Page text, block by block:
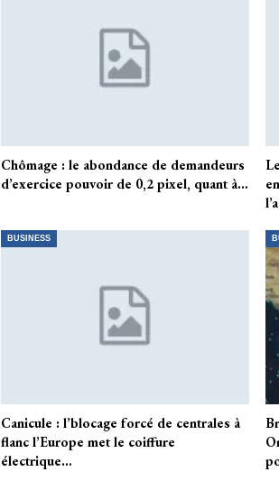
Chômage : le abondance de demandeurs
d’exercice pouvoir de 0,2 pixel, quant à…
BUSINESS
Canicule : l’blocage forcé de centrales à
flanc l’Europe met le coiffure
électrique…